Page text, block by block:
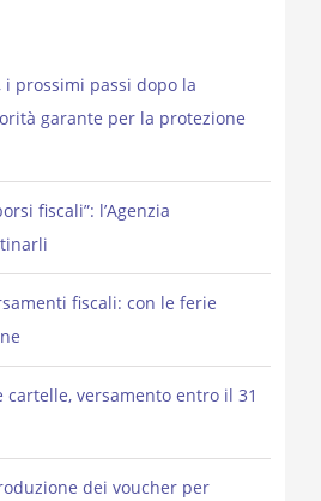
prossimi passi dopo la
garante per la protezione
fiscali”: l’Agenzia
fiscali: con le ferie
cartelle, versamento entro il 31
dei voucher per